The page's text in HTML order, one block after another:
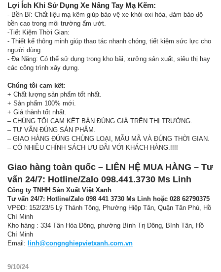
Lợi Ích Khi Sử Dụng Xe Nâng Tay Mạ Kẽm:
- Bền Bỉ: Chất liệu mạ kẽm giúp bảo vệ xe khỏi oxi hóa, đảm bảo độ
bền cao trong môi trường ẩm ướt.
-Tiết Kiệm Thời Gian:
- Thiết kế thông minh giúp thao tác nhanh chóng, tiết kiệm sức lực cho
người dùng.
- Đa Năng: Có thể sử dụng trong kho bãi, xưởng sản xuất, siêu thị hay
các công trình xây dựng.
Chúng tôi cam kết:
+ Chất lượng sản phẩm tốt nhất.
+ Sản phẩm 100% mới.
+ Giá thành tốt nhất.
– CHÚNG TÔI CAM KẾT BÁN ĐÚNG GIÁ TRÊN THỊ TRƯỜNG.
– TƯ VẤN ĐÚNG SẢN PHẨM.
– GIAO HÀNG ĐÚNG CHỦNG LOẠI, MẪU MÃ VÀ ĐÚNG THỜI GIAN.
– CÓ NHIỀU CHÍNH SÁCH ƯU ĐÃI VỚI KHÁCH HÀNG.!!!!
Giao hàng toàn quốc – LIÊN HỆ MUA HÀNG – Tư
vấn 24/7: Hotline/Zalo 098.441.3730 Ms Linh
Công ty TNHH Sản Xuất Việt Xanh
Tư vấn 24/7: Hotline/Zalo 098 441 3730 Ms Linh hoặc 028 62790375
VPĐD: 152/23/5 Lý Thánh Tông, Phường Hiệp Tân, Quận Tân Phú, Hồ
Chí Minh
Kho hàng : 334 Tân Hòa Đông, phường Bình Trị Đông, Bình Tân, Hồ
Chí Minh
Email: linh@congnghiepvietxanh.com.vn
9/10/24